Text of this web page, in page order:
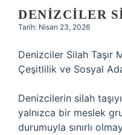
Hakkımızda
DENIZCILER
Tarih: Nisan 23, 2026
Denizciler Silah Taşır
Çeşitlilik ve Sosyal
Denizcilerin silah
yalnızca bir meslek
durumuyla sınırlı